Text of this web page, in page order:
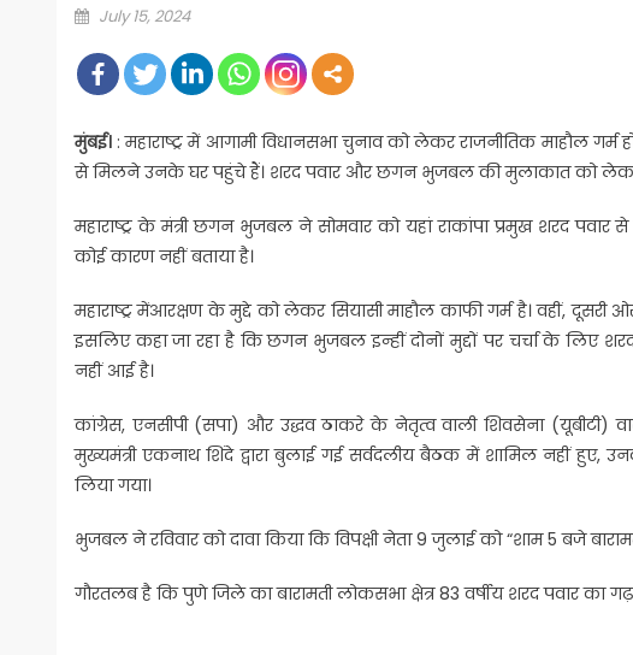
Posted
July 15, 2024
मुंबई। : महाराष्ट्र में आगामी विधानसभा चुनाव को लेकर राजनीतिक माहौल
से मिलने उनके घर पहुंचे हैं। शरद पवार और छगन भुजबल की मुलाकात को लेकर
महाराष्ट्र के मंत्री छगन भुजबल ने सोमवार को यहां राकांपा प्रमुख शरद
कोई कारण नहीं बताया है।
महाराष्ट्र मेंआरक्षण के मुद्दे को लेकर सियासी माहौल काफी गर्म है। वहीं,
इसलिए कहा जा रहा है कि छगन भुजबल इन्हीं दोनों मुद्दों पर चर्चा के लिए
नहीं आई है।
कांग्रेस, एनसीपी (सपा) और उद्धव ठाकरे के नेतृत्व वाली शिवसेना (यूबीटी)
मुख्यमंत्री एकनाथ शिंदे द्वारा बुलाई गई सर्वदलीय बैठक में शामिल नहीं हुए,
लिया गया।
भुजबल ने रविवार को दावा किया कि विपक्षी नेता 9 जुलाई को “शाम 5 बजे
गौरतलब है कि पुणे जिले का बारामती लोकसभा क्षेत्र 83 वर्षीय शरद पवार का गढ़